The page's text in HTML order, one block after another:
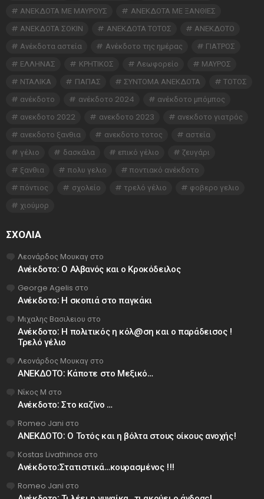
ΑΝΕΚΔΟΤΑ ΜΕ ΜΑΥΡΟΥΣ
ΑΝΕΚΔΟΤΑ ΜΕ ΞΑΝΘΙΕΣ
ΑΝΕΚΔΟΤΑ ΣΟΚΙΝ
ΑΝΕΚΔΟΤΑ ΤΟΤΟΣ
ΑΝΕΚΔΟΤΟ
Ανέκδοτα αστεία
Ανέκδοτο της ημέρας
ΓΙΑΤΡΟΣ
ΕΛΛΗΝΑΣ
ΚΡΗΤΙΚΟΣ Λεωφορείο
ΜΑΥΡΟΣ
ΝΤΑΛΙΚΑ
ΠΑΠΑΣ ΣΥΝΤΟΜΑ ΑΝΕΚΔΟΤΑ
ΤΟΤΟΣ
ανέκδοτο
ανέκδοτο 2024
ανέκδοτο μπόμπος
ανεκδοτο 2022
ανεκδοτο 2023
ανεκδοτο γιατρός
ανεκδοτο ξανθια
ανεκδοτο τοτος
αστεία
γέλιο
δασκάλα επικό γέλιο
ζευγάρι
ξανθια
πολυ γελιο
ποντιακό ανέκδοτο
πόντιος
σχολείο τρελό γέλιο
φοβερο γελιο
χιούμορ
ΣΧΌΛΙΑ
Λεονάρδος Μουκαγ στο
Ανέκδοτο: Ο Αλβανός και ο Κροκόδειλος
George Agelis στο
Ανέκδοτο: Η σκοπιά στο παγκάκι
Μιχαλης Βασιλειου στο
Ανέκδοτο: Η πολιτικός η κόλ@ση και ο παράδεισος !
Τρελό γέλιο
Λεονάρδος Μουκαγ στο
ΑΝΕΚΔΟΤΟ: Κάποτε στο Μεξικό…
Νίκος Μ στο
Ανέκδοτο: Στο καζίνο …
Romeo Jani στο
ΑΝΕΚΔΟΤΟ: Ο Τοτός και η βόλτα στους οίκους ανοχής!
Kostas Livathinos στο
Ανέκδοτο:Στατιστικά…κουρασμένος !!!
Romeo Jani στο